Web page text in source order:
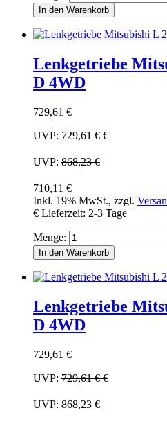
In den Warenkorb
Lenkgetriebe
D 4WD
729,61 €
UVP: 729,61 €€
UVP: 868,23 €
710,11 €
Inkl. 19% MwSt., zzgl.
€ Lieferzeit: 2-3 Tage
Menge:
In den Warenkorb
Lenkgetriebe
D 4WD
729,61 €
UVP: 729,61 €€
UVP: 868,23 €